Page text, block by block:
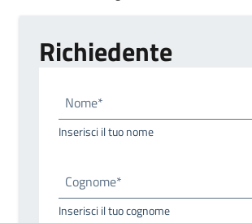
Richiedente
Nome*
Inserisci il tuo nome
Cognome*
Inserisci il tuo cognome